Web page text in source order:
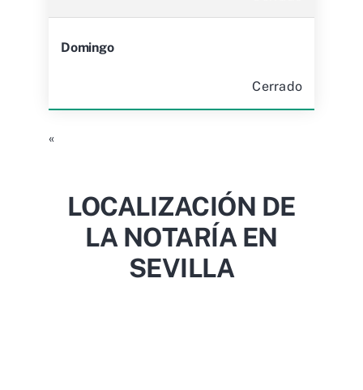
Domingo
Cerrado
«
LOCALIZACIÓN DE
LA NOTARÍA EN
SEVILLA